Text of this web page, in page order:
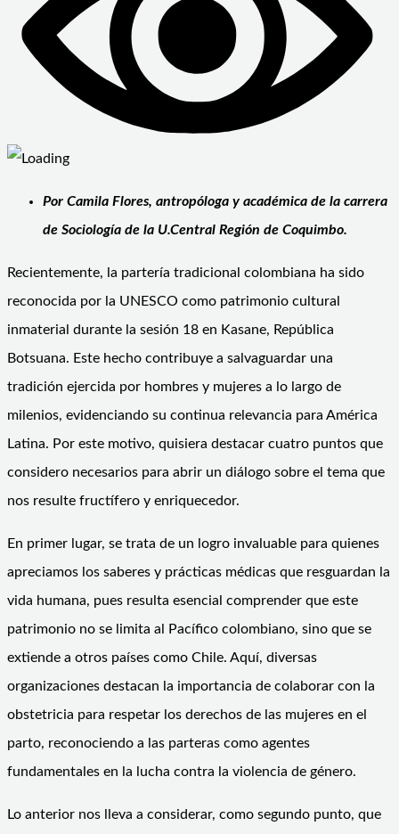
Por Camila Flores, antropóloga y académica de la carrera
de Sociología de la U.Central Región de Coquimbo.
Recientemente, la partería tradicional colombiana ha sido
reconocida por la UNESCO como patrimonio cultural
inmaterial durante la sesión 18 en Kasane, República
Botsuana. Este hecho contribuye a salvaguardar una
tradición ejercida por hombres y mujeres a lo largo de
milenios, evidenciando su continua relevancia para América
Latina. Por este motivo, quisiera destacar cuatro puntos que
considero necesarios para abrir un diálogo sobre el tema que
nos resulte fructífero y enriquecedor.
En primer lugar, se trata de un logro invaluable para quienes
apreciamos los saberes y prácticas médicas que resguardan la
vida humana, pues resulta esencial comprender que este
patrimonio no se limita al Pacífico colombiano, sino que se
extiende a otros países como Chile. Aquí, diversas
organizaciones destacan la importancia de colaborar con la
obstetricia para respetar los derechos de las mujeres en el
parto, reconociendo a las parteras como agentes
fundamentales en la lucha contra la violencia de género.
Lo anterior nos lleva a considerar, como segundo punto, que